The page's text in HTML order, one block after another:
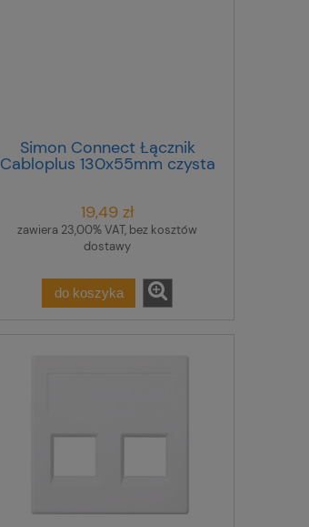
Simon Connect Łącznik
Cabloplus 130x55mm czysta
biel TKA1305508/9
19,49 zł
zawiera 23,00% VAT, bez kosztów
dostawy
do koszyka